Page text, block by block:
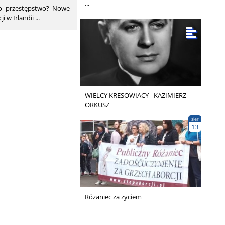
To­wa­rzy­
(NVOG)
przestępstwo? Nowe
w Irlandii ...
...
WIELCY KRESOWIACY - KAZIMIERZ
ORKUSZ
Różaniec za życiem
sier
13